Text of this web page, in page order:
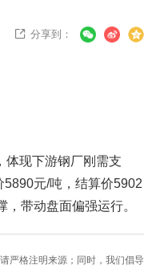
 分享到：
体现下游钢厂刚需支
元/吨，结算价5902
带动盘面偏强运行。
严格注明来源；同时，我们倡导